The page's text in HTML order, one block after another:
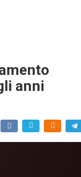
anni